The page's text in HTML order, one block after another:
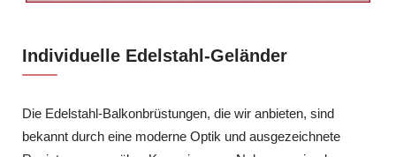
Individuelle Edelstahl-Geländer
Die Edelstahl-Balkonbrüstungen, die wir anbieten, sind
bekannt durch eine moderne Optik und ausgezeichnete